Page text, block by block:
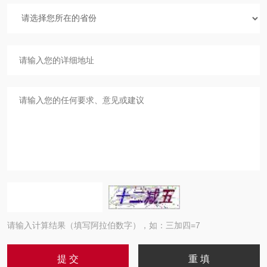
请输入计算结果（填写阿拉伯数字），如：三加四=7